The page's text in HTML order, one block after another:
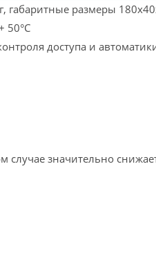
габаритные размеры
50°С
доступа и
значительно